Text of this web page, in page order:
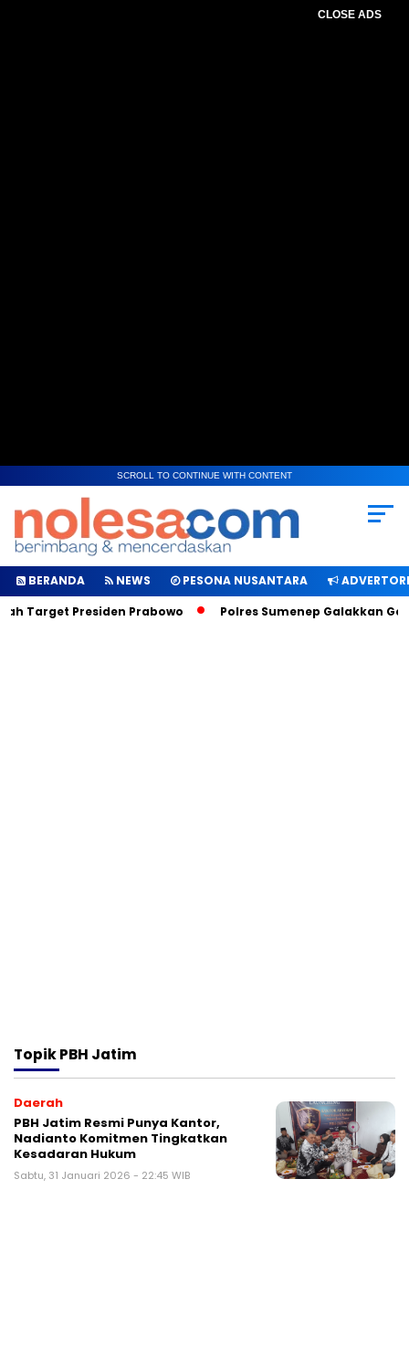
CLOSE ADS
SCROLL TO CONTINUE WITH CONTENT
BERANDA NEWS PESONA NUSANTARA
Target Presiden Prabowo
Polres Sumenep Galakkan
TopikPBH Jatim
Daerah
PBH Jatim Resmi Punya Kantor,
Nadianto Komitmen Tingkatkan
Kesadaran Hukum
Sabtu, 31 Januari 2026 - 22:45 WIB